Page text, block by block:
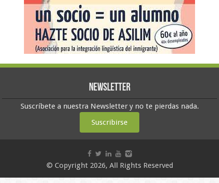
Newsletter
Suscríbete a nuestra Newsletter y no te pierdas nada.
Suscribirse
© Copyright 2026, All Rights Reserved